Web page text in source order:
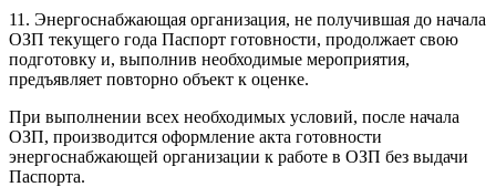
11. Энергоснабжающая организация, не получившая до начала
ОЗП текущего года Паспорт готовности, продолжает свою
подготовку и, выполнив необходимые мероприятия,
предъявляет повторно объект к оценке.
При выполнении всех необходимых условий, после начала
ОЗП, производится оформление акта готовности
энергоснабжающей организации к работе в ОЗП без выдачи
Паспорта.